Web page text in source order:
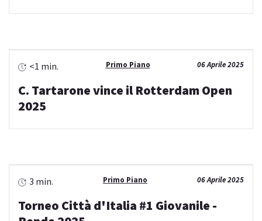
06 Aprile 2025
Primo Piano
<1 min.
C. Tartarone vince il Rotterdam Open
2025
06 Aprile 2025
Primo Piano
3 min.
Torneo Città d'Italia #1 Giovanile -